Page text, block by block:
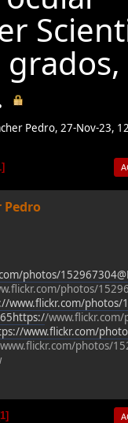
Pedro, 27-Nov-23,
Pedro
photos/
photos/
www.flickr.com/photos/
/
www.flickr.com/
photos/
1